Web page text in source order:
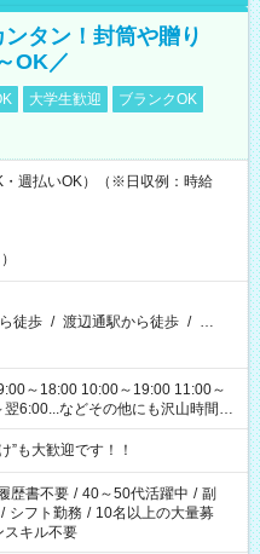
ンタン！封筒や贈り
OK／
大学生歓迎
ブランクOK
週払いOK）（※日収例：時給
徒歩 / 渡辺通駅から徒歩 / …
～18:00 10:00～19:00 11:00～
ください！
も大歓迎です！！
歴書不要 / 40～50代活躍中 / 副
/ シフト勤務 / 10名以上の大量募
スキル不要